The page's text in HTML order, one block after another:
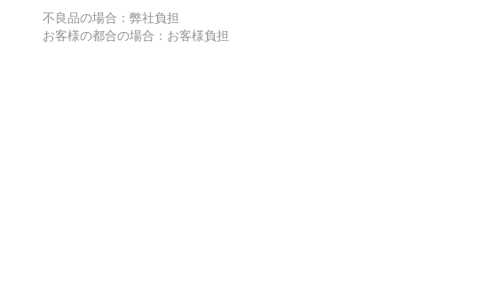
不良品の場合：弊社負担
お客様の都合の場合：お客様負担